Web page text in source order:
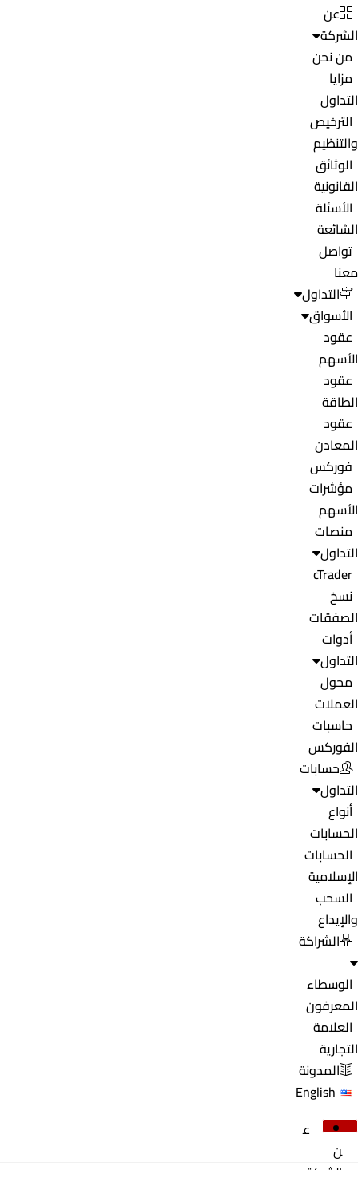
عن
الشركة
من نحن
مزايا
التداول
الترخيص
والتنظيم
الوثائق
القانونية
الأسئلة
الشائعة
تواصل
معنا
التداول
الأسواق
عقود
الأسهم
عقود
الطاقة
عقود
المعادن
فوركس
مؤشرات
الأسهم
منصات
التداول
cTrader
نسخ
الصفقات
أدوات
التداول
محول
العملات
حاسبات
الفوركس
حسابات
التداول
أنواع
الحسابات
الحسابات
الإسلامية
السحب
والإيداع
الشراكة
الوسطاء
المعرفون
العلامة
التجارية
المدونة
English
ع
ن
الشركة